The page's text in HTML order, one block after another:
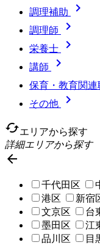
調理補助 
調理師 
栄養士 
講師 
保育・教育関連
その他

cachedエリアから探す
詳細エリアから探す

千代田区
港区
新宿
文京区
台
墨田区
江
品川区
目